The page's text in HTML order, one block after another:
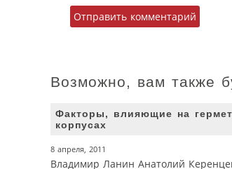
Возможно, вам также
Факторы, влияющие на
корпусах
8 апреля, 2011
Владимир Ланин Анатолий